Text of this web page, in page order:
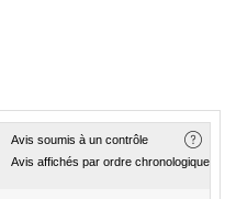
Avis soumis à un contrôle
Avis affichés par ordre chronologique